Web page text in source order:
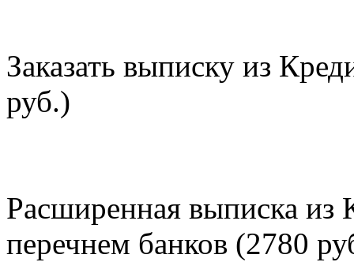
Заказать выписку из
руб.)
Расширенная выписка из
перечнем банков (2780